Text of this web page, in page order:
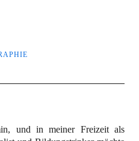
und in meiner Freizeit als